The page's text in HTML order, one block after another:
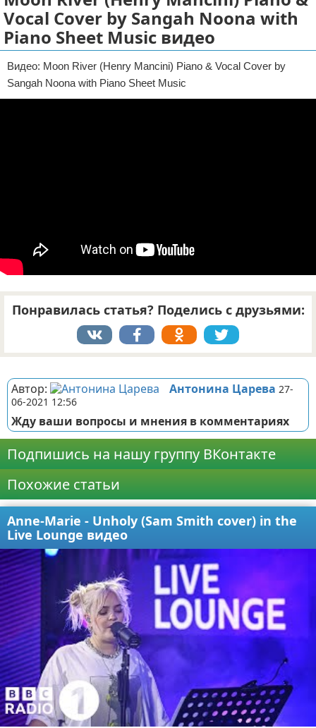
Отказ от ответственности
Vocal Cover by Sangah Noona with
Piano Sheet Music видео
Видео: Moon River (Henry Mancini) Piano & Vocal Cover by
Sangah Noona with Piano Sheet Music
Понравилась статья? Поделись с друзьями:
Автор: Антонина Царева 27-
06-2021 12:56
Жду ваши вопросы и мнения в комментариях
Подпишись на нашу группу ВКонтакте
Похожие статьи
Anne-Marie - Unholy (Sam Smith cover) in the
Live Lounge видео